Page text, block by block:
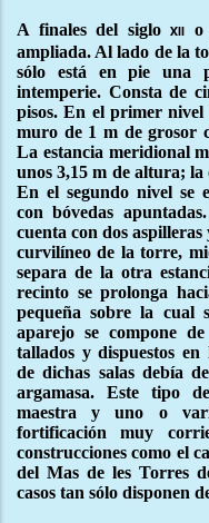
A finales del sigloxii o
ampliada. Al lado de la
sólo está en pie una
intemperie. Consta de
pisos. En el primer nivel
muro de 1 m de grosor
La estancia meridional
unos 3,15 m de altura;
En el segundo nivel se
con bóvedas
cuenta con dos
curvilíneo de la torre,
separa de la otra
recinto se prolonga
pequeña sobre la cual
aparejo se compone
tallados y dispuestos
de dichas salas debía
argamasa. Este tipo
maestra y uno o
fortificación muy
construcciones como el
del Mas de les Torres
casos tan sólo disponen